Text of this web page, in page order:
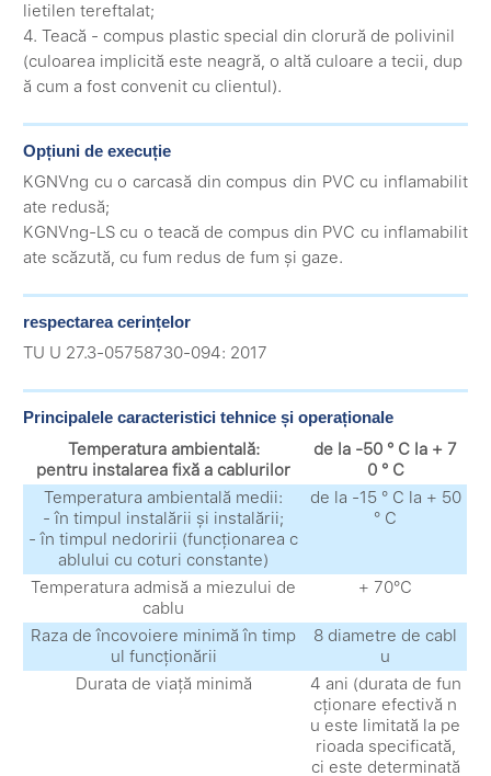
lietilen tereftalat;
4. Teacă - compus plastic special din clorură de polivinil
(culoarea implicită este neagră, o altă culoare a tecii, dup
ă cum a fost convenit cu clientul).
Opțiuni de execuție
KGNVng cu o carcasă din compus din PVC cu inflamabilit
ate redusă;
KGNVng-LS cu o teacă de compus din PVC cu inflamabilit
ate scăzută, cu fum redus de fum și gaze.
respectarea cerințelor
TU U 27.3-05758730-094: 2017
Principalele caracteristici tehnice și operaționale
Temperatura ambientală:
pentru instalarea fixă ​​a cablurilor
de la -50 ° С la + 7
0 ° С
Temperatura ambientală medii:
- în timpul instalării și instalării;
- în timpul nedoririi (funcționarea c
ablului cu coturi constante)
de la -15 ° С la + 50
° С
Temperatura admisă a miezului de
cablu
+ 70°С
Raza de încovoiere minimă în timp
ul funcționării
8 diametre de cabl
u
Durata de viață minimă
4 ani (durata de fun
cționare efectivă n
u este limitată la pe
rioada specificată,
ci este determinată